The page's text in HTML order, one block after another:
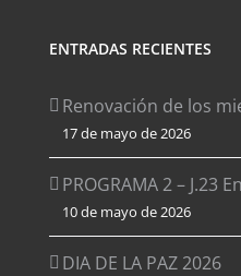
ENTRADAS RECIENTES
Renovación de los
17 de mayo de 2026
PROGRAMA 2 – J.23
10 de mayo de 2026
DIA DE LA PAZ 2026